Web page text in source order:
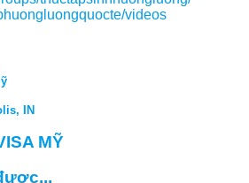
videos
IN
MỸ